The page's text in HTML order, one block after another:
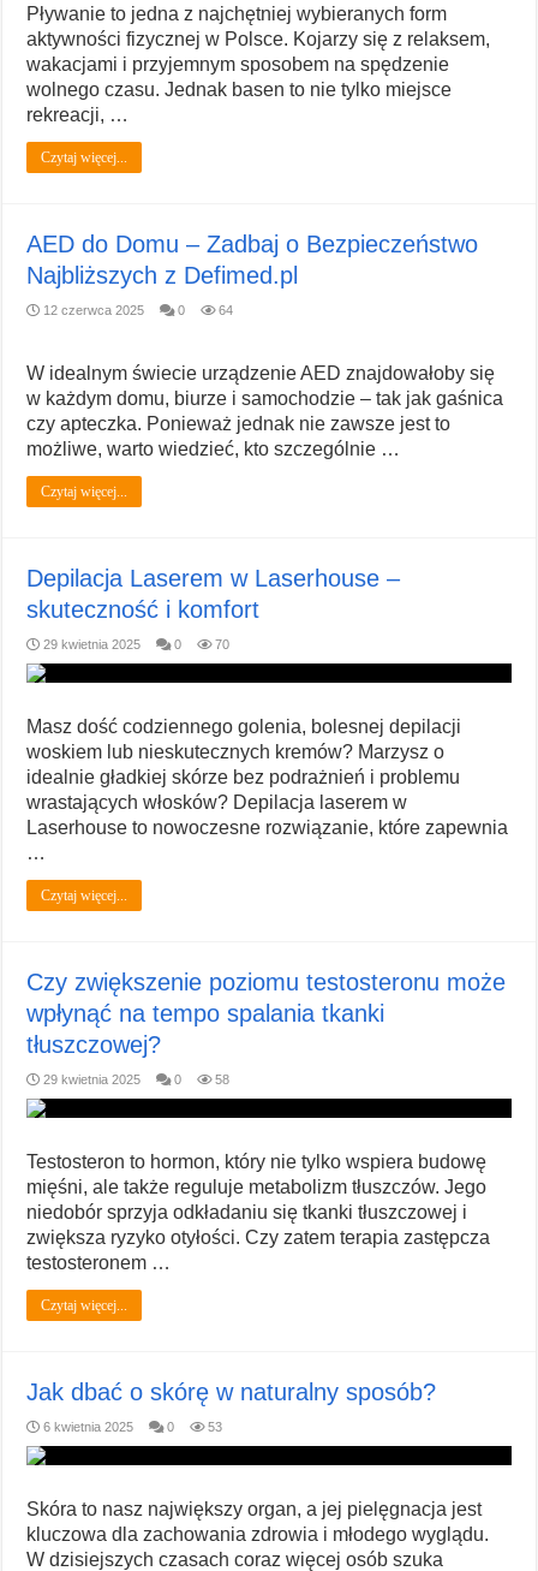
Pływanie to jedna z najchętniej wybieranych form
aktywności fizycznej w Polsce. Kojarzy się z relaksem,
wakacjami i przyjemnym sposobem na spędzenie
wolnego czasu. Jednak basen to nie tylko miejsce
rekreacji, …
Czytaj więcej...
AED do Domu – Zadbaj o Bezpieczeństwo
Najbliższych z Defimed.pl
12 czerwca 2025 0 64
W idealnym świecie urządzenie AED znajdowałoby się
w każdym domu, biurze i samochodzie – tak jak gaśnica
czy apteczka. Ponieważ jednak nie zawsze jest to
możliwe, warto wiedzieć, kto szczególnie …
Czytaj więcej...
Depilacja Laserem w Laserhouse –
skuteczność i komfort
29 kwietnia 2025 0 70
Masz dość codziennego golenia, bolesnej depilacji
woskiem lub nieskutecznych kremów? Marzysz o
idealnie gładkiej skórze bez podrażnień i problemu
wrastających włosków? Depilacja laserem w
Laserhouse to nowoczesne rozwiązanie, które zapewnia
…
Czytaj więcej...
Czy zwiększenie poziomu testosteronu może
wpłynąć na tempo spalania tkanki
tłuszczowej?
29 kwietnia 2025 0 58
Testosteron to hormon, który nie tylko wspiera budowę
mięśni, ale także reguluje metabolizm tłuszczów. Jego
niedobór sprzyja odkładaniu się tkanki tłuszczowej i
zwiększa ryzyko otyłości. Czy zatem terapia zastępcza
testosteronem …
Czytaj więcej...
Jak dbać o skórę w naturalny sposób?
6 kwietnia 2025 0 53
Skóra to nasz największy organ, a jej pielęgnacja jest
kluczowa dla zachowania zdrowia i młodego wyglądu.
W dzisiejszych czasach coraz więcej osób szuka